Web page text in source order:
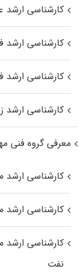
کارشناسی ارشد
کارشناسی ارشد
کارشناسی ارشد
کارشناسی
معرفی گروه فنی
کارشناسی ارشد
کارشناسی ارشد
کارشناسی ارشد
نفت